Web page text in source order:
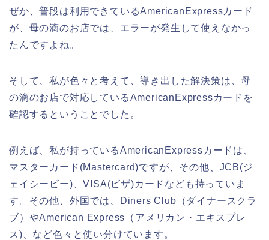
ぜか、普段は利用できているAmericanExpressカード
が、母の滴のお店では、エラーが発生して使えなかっ
たんですよね。
そして、私が色々と考えて、導き出した解決策は、母
の滴のお店で対応しているAmericanExpressカードを
確認するということでした。
例えば、私が持っているAmericanExpressカードは、
マスターカード(Mastercard)ですが、その他、JCB(ジ
ェイシービー)、VISA(ビザ)カードなども持っていま
す。その他、外国では、Diners Club（ダイナースクラ
ブ）やAmerican Express（アメリカン・エキスプレ
ス)、など色々と使い分けています。